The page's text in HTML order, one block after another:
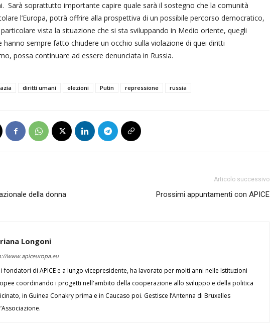
Sarà soprattutto importante capire quale sarà il sostegno che la comunità
l’Europa, potrà offrire alla prospettiva di un possibile percorso democratico,
vista la situazione che si sta sviluppando in Medio oriente, quegli
hanno sempre fatto chiudere un occhio sulla violazione di quei diritti
possa continuare ad essere denunciata in Russia.
diritti umani elezioni Putin repressione russia
della donna
Articolo successivo
Prossimi appuntamenti con APICE
Longoni
www.apiceuropa.eu
fondatori di APICE e a lungo vicepresidente, ha lavorato per molti anni nelle Istituzioni
coordinando i progetti nell'ambito della cooperazione allo sviluppo e della politica
in Guinea Conakry prima e in Caucaso poi. Gestisce l’Antenna di Bruxelles